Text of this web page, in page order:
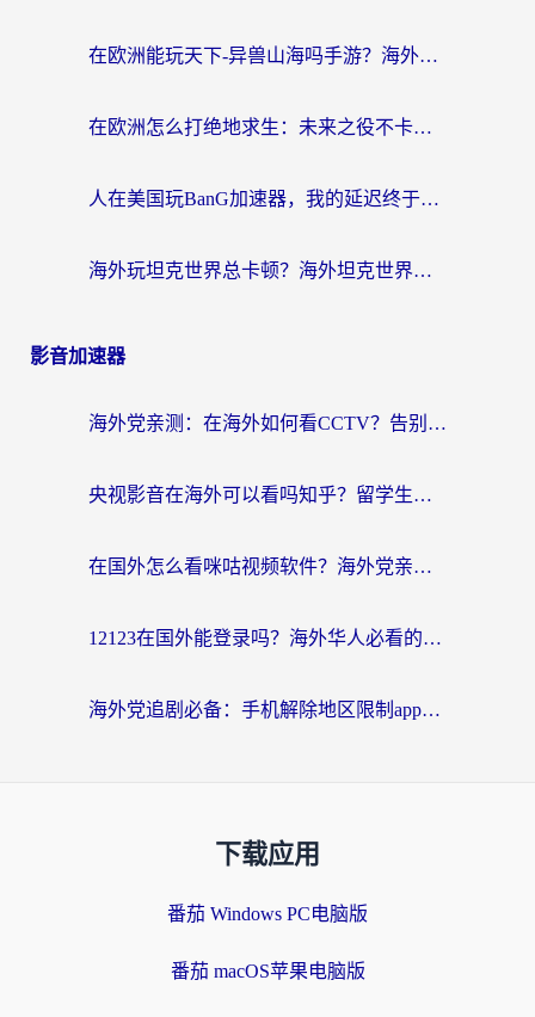
在欧洲能玩天下-异兽山海吗手游？海外玩家的加速器生存指南
在欧洲怎么打绝地求生：未来之役不卡？留学生亲测的加速器避坑指南
人在美国玩BanG加速器，我的延迟终于绿了
海外玩坦克世界总卡顿？海外坦克世界加速器有哪些？实测好用的选择在这里
影音加速器
海外党亲测：在海外如何看CCTV？告别“仅限大陆播放”的实用指南
央视影音在海外可以看吗知乎？留学生亲测：3步解决地域限制+追剧自由
在国外怎么看咪咕视频软件？海外党亲测有效的回国加速方案
12123在国外能登录吗？海外华人必看的回国加速实用指南
海外党追剧必备：手机解除地区限制app怎么选？解决央视视频&国内剧地区限制全指南
下载应用
番茄 Windows PC电脑版
番茄 macOS苹果电脑版